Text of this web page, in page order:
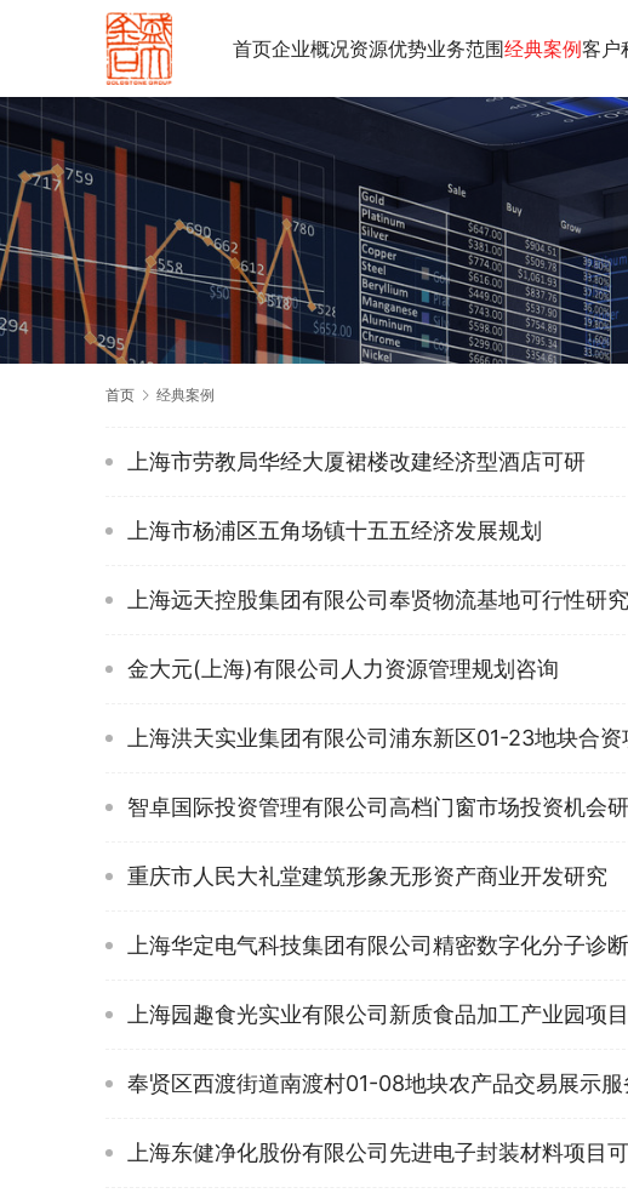
首页企业概况资源优势业务范围经典案例客户
首页 经典案例
上海市劳教局华经大厦裙楼改建经济型酒店可研
上海市杨浦区五角场镇十五五经济发展规划
上海远天控股集团有限公司奉贤物流基地可行性研究
金大元(上海)有限公司人力资源管理规划咨询
上海洪天实业集团有限公司浦东新区01-23地块合资
智卓国际投资管理有限公司高档门窗市场投资机会
重庆市人民大礼堂建筑形象无形资产商业开发研究
上海华定电气科技集团有限公司精密数字化分子诊
上海园趣食光实业有限公司新质食品加工产业园项
奉贤区西渡街道南渡村01-08地块农产品交易展示
上海东健净化股份有限公司先进电子封装材料项目